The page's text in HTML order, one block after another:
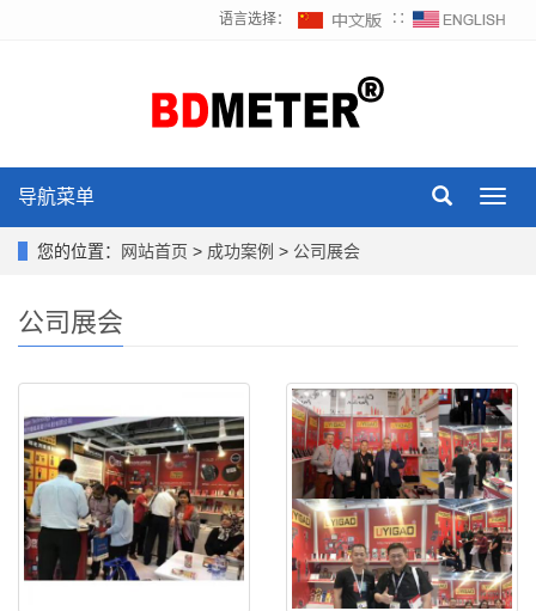
语言选择： ∷
导航菜单
您的位置： 网站首页 > 成功案例 > 公司展会
公司展会